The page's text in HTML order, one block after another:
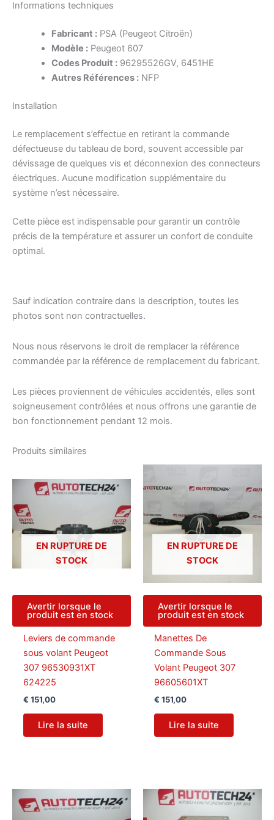
Informations techniques
Fabricant :PSA (Peugeot Citroën)
Modèle :Peugeot 607
Codes Produit :96295526GV, 6451HE
Autres Références :NFP
Installation
Le remplacement s’effectue en retirant la commande
défectueuse du tableau de bord, souvent accessible par
dévissage de quelques vis et déconnexion des connecteurs
électriques. Aucune modification supplémentaire du
système n’est nécessaire.
Cette pièce est indispensable pour garantir un contrôle
précis de la température et assurer un confort de conduite
optimal.
Sauf indication contraire dans la description, toutes les
photos sont non contractuelles.
Nous nous réservons le droit de remplacer la référence
commandée par la référence de remplacement du fabricant.
Les pièces proviennent de véhicules accidentés, elles sont
soigneusement contrôlées et nous offrons une garantie de
bon fonctionnement pendant 12 mois.
Produits similaires
EN RUPTURE DE
STOCK
Avertir lorsque le
produit est en stock
Leviers de commande
sous volant Peugeot
307 96530931XT
624225
€ 151,00
Lire la suite
EN RUPTURE DE
STOCK
Avertir lorsque le
produit est en stock
Manettes De
Commande Sous
Volant Peugeot 307
96605601XT
€ 151,00
Lire la suite